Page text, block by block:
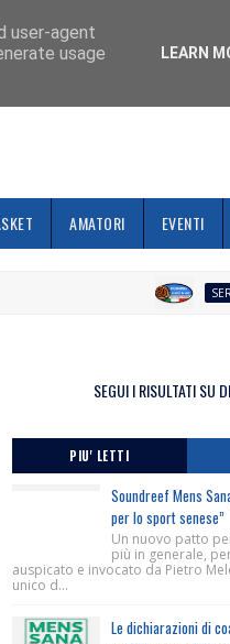
AMATORI EVENTI
SERIE A2
SEGUI I RISULTATI SU
PIU' LETTI
Soundreef Mens
per lo sport senese”
Un nuovo patto
più in generale,
auspicato e invocato da Pietro
unico d...
Le dichiarazioni di
user-agent
usage
LEARN